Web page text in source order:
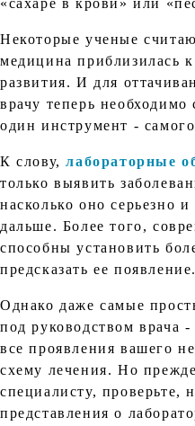
«сахаре в крови» или
Некоторые ученые
медицина приблизилась
развития. И для
врачу теперь
один инструмент - самого
К слову,лабораторные
только выявить
насколько оно серьезно и
дальше. Более того,
способны установить
предсказать ее появление.
Однако даже самые
под руководством врача
все проявления вашего
схему лечения. Но
специалисту, проверьте,
представления о